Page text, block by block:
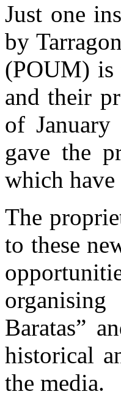
Just one
by
(POUM) is
and their
of
gave the
which
The
to these
Baratas”
historical
the media.